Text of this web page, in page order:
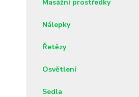
Masážní prostředky
Nálepky
Řetězy
Osvětlení
Sedla